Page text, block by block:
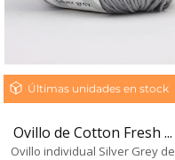
Últimas unidades en stock
Ovillo de Cotton Fresh ...
Ovillo individual Silver Grey de